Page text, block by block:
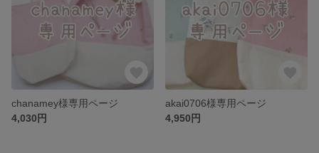
chanamey様専用ページ
4,030円
akai0706様専用ページ
4,950円